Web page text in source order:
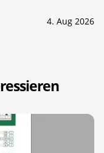
4. Aug 2026